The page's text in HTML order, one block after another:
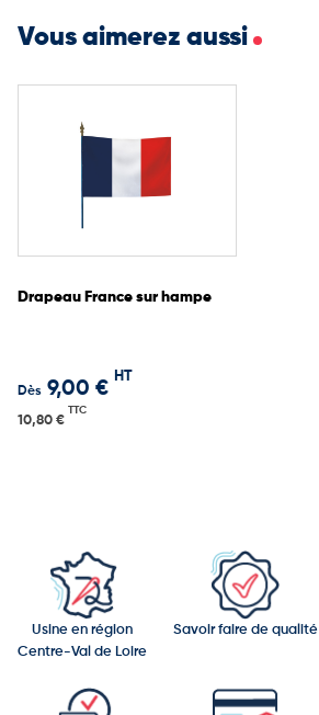
Vous aimerez aussi
Drapeau France sur hampe
Dès 9,00 €
HT
10,80 €
TTC
Usine en région
Centre-Val de Loire
Savoir faire de qualité